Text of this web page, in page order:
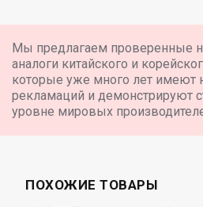
Мы предлагаем проверенные
аналоги китайского и
которые уже много лет имеют
рекламаций и демонстрируют
уровне мировых
ПОХОЖИЕ ТОВАРЫ